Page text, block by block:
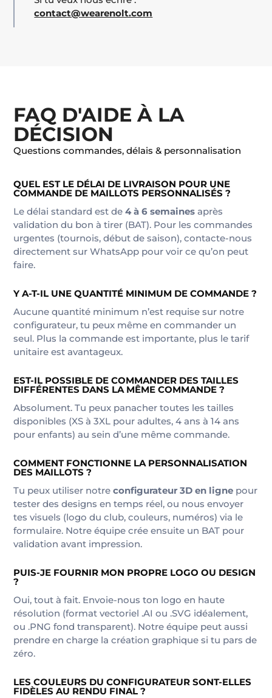
contact@wearenolt.com
FAQ D'AIDE À LA
DÉCISION
Questions commandes, délais & personnalisation
QUEL EST LE DÉLAI DE LIVRAISON POUR UNE
COMMANDE DE MAILLOTS PERSONNALISÉS ?
Le délai standard est de4 à 6 semaines après
validation du bon à tirer (BAT). Pour les commandes
urgentes (tournois, début de saison), contacte-nous
directement sur WhatsApp pour voir ce qu’on peut
faire.
Y A-T-IL UNE QUANTITÉ MINIMUM DE COMMANDE ?
Aucune quantité minimum n’est requise sur notre
configurateur, tu peux même en commander un
seul. Plus la commande est importante, plus le tarif
unitaire est avantageux.
EST-IL POSSIBLE DE COMMANDER DES TAILLES
DIFFÉRENTES DANS LA MÊME COMMANDE ?
Absolument. Tu peux panacher toutes les tailles
disponibles (XS à 3XL pour adultes, 4 ans à 14 ans
pour enfants) au sein d’une même commande.
COMMENT FONCTIONNE LA PERSONNALISATION
DES MAILLOTS ?
Tu peux utiliser notreconfigurateur 3D en ligne pour
tester des designs en temps réel, ou nous envoyer
tes visuels (logo du club, couleurs, numéros) via le
formulaire. Notre équipe crée ensuite un BAT pour
validation avant impression.
PUIS-JE FOURNIR MON PROPRE LOGO OU DESIGN
?
Oui, tout à fait. Envoie-nous ton logo en haute
résolution (format vectoriel .AI ou .SVG idéalement,
ou .PNG fond transparent). Notre équipe peut aussi
prendre en charge la création graphique si tu pars de
zéro.
LES COULEURS DU CONFIGURATEUR SONT-ELLES
FIDÈLES AU RENDU FINAL ?